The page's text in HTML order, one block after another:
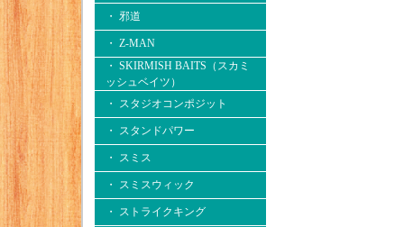
・ 邪道
・ Z-MAN
・ SKIRMISH BAITS（スカミ
ッシュベイツ）
・ スタジオコンポジット
・ スタンドパワー
・ スミス
・ スミスウィック
・ ストライクキング